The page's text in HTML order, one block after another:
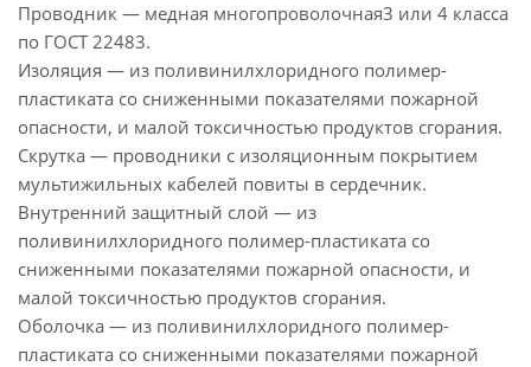
Проводник — медная многопроволочная3 или 4 класса
по ГОСТ 22483.
Изоляция — из поливинилхлоридного полимер-
пластиката со сниженными показателями пожарной
опасности, и малой токсичностью продуктов сгорания.
Скрутка — проводники с изоляционным покрытием
мультижильных кабелей повиты в сердечник.
Внутренний защитный слой — из
поливинилхлоридного полимер-пластиката со
сниженными показателями пожарной опасности, и
малой токсичностью продуктов сгорания.
Оболочка — из поливинилхлоридного полимер-
пластиката со сниженными показателями пожарной